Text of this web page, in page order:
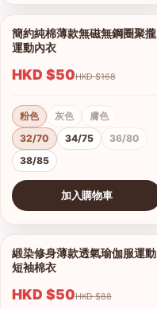
1/7
簡約純棉薄款無磁無鋼圈聚攏
運動內衣
HKD $50 HKD $168
粉色 灰色
膚色
32/70
34/75
36/80
38/85
加入購物車
1/17
查看圖片
緞染修身薄款透氣瑜伽服運動
短袖棉衣
HKD $50 HKD $88